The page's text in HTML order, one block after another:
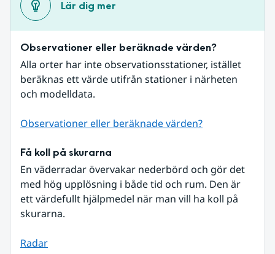
Lär dig mer
Observationer eller beräknade värden?
Alla orter har inte observationsstationer, istället
beräknas ett värde utifrån stationer i närheten
och modelldata.
Observationer eller beräknade värden?
Få koll på skurarna
En väderradar övervakar nederbörd och gör det
med hög upplösning i både tid och rum. Den är
ett värdefullt hjälpmedel när man vill ha koll på
skurarna.
Radar